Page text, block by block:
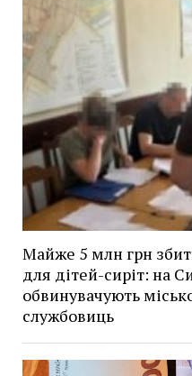
Майже 5 млн грн
для дітей-сиріт: на
обвинувачують
службовиць